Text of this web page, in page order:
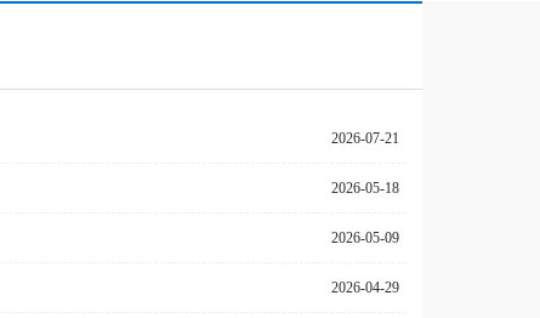
2026-07-21
2026-05-18
2026-05-09
2026-04-29